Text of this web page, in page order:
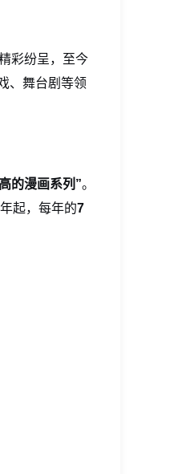
彩纷呈，至今
、舞台剧等领
的漫画系列”。
起，每年的7